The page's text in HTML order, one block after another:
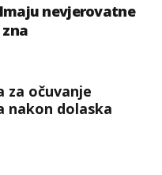
nevjerovatne
za očuvanje
nakon dolaska